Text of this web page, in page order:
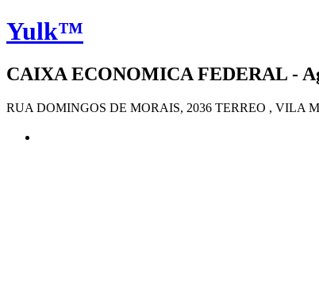
Yulk™
CAIXA ECONOMICA FEDERAL -
RUA DOMINGOS DE MORAIS, 2036 TERREO , VILA